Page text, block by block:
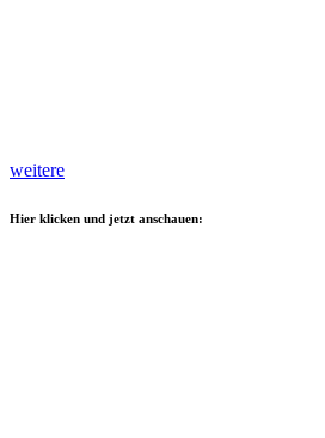
weitere
Hier klicken und jetzt anschauen: